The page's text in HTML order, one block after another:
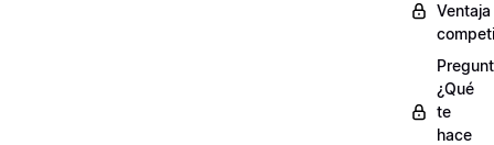
Ventaja
¿Qué
te
hace